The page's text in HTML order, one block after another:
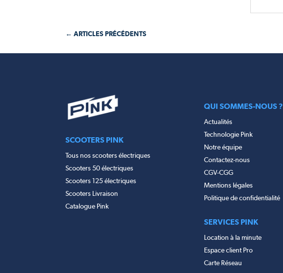
← ARTICLES PRÉCÉDENTS
SCOOTERS PINK
Tous nos scooters électriques
Scooters 50 électriques
Scooters 125 électriques
Scooters Livraison
Catalogue Pink
QUI SOMMES-NOUS ?
Actualités
Technologie Pink
Notre équipe
Contactez-nous
CGV-CGG
Mentions légales
Politique de confidentialité
SERVICES PINK
Location à la minute
Espace client Pro
Carte Réseau